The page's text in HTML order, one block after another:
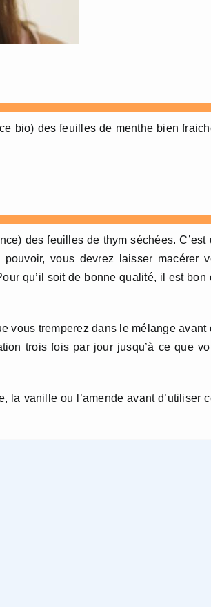
bio) des feuilles de menthe bien
des feuilles de thym séchées. C’est
vous devrez laisser macérer
qu’il soit de bonne qualité, il est bon
vous tremperez dans le mélange avant
trois fois par jour jusqu’à ce que
la vanille ou l’amende avant d’utiliser